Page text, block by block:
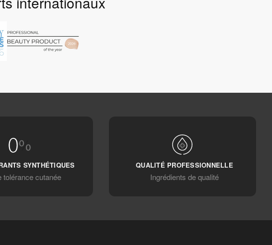
SYNTHÉTIQUES
tolérance cutanée
QUALITÉ PROFESSIONNELLE
Ingrédients de qualité